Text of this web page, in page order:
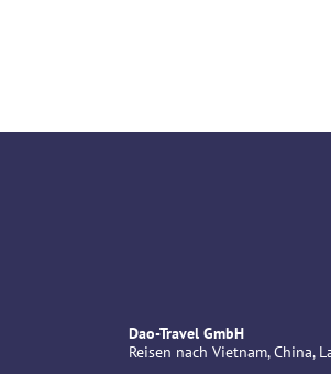
Dao-Travel GmbH
Reisen nach Vietnam, China,